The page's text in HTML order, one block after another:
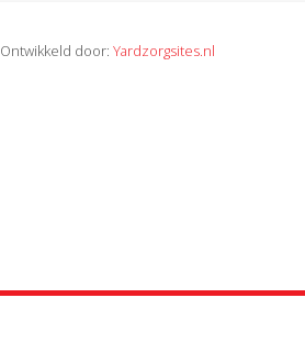
Ontwikkeld door: Yardzorgsites.nl